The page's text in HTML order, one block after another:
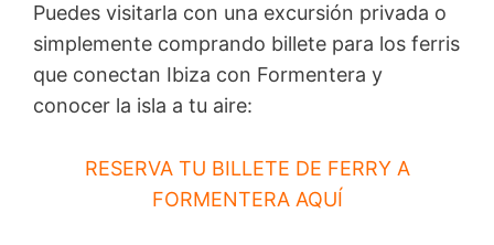
Puedes visitarla con una excursión privada o
simplemente comprando billete para los ferris
que conectan Ibiza con Formentera y
conocer la isla a tu aire:
RESERVA TU BILLETE DE FERRY A
FORMENTERA AQUÍ